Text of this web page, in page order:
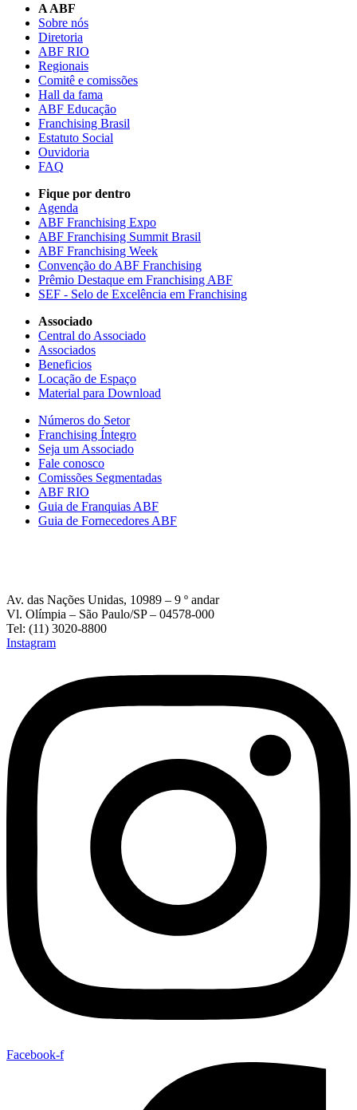
A ABF
Sobre nós
Diretoria
ABF RIO
Regionais
Comitê e comissões
Hall da fama
ABF Educação
Franchising Brasil
Estatuto Social
Ouvidoria
FAQ
Fique por dentro
Agenda
ABF Franchising Expo
ABF Franchising Summit Brasil
ABF Franchising Week
Convenção do ABF Franchising
Prêmio Destaque em Franchising ABF
SEF - Selo de Excelência em Franchising
Associado
Central do Associado
Associados
Beneficios
Locação de Espaço
Material para Download
Números do Setor
Franchising Íntegro
Seja um Associado
Fale conosco
Comissões Segmentadas
ABF RIO
Guia de Franquias ABF
Guia de Fornecedores ABF
Av. das Nações Unidas, 10989 – 9 º andar
Vl. Olímpia – São Paulo/SP – 04578-000
Tel: (11) 3020-8800
Instagram
Facebook-f